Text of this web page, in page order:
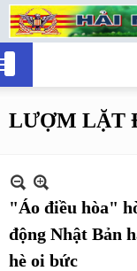
LƯỢM LẶT
"Áo điều hòa"
động Nhật Bản
hè oi bức